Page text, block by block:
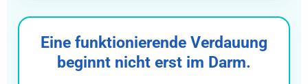
Eine funktionierende Verdauung
beginnt nicht erst im Darm.